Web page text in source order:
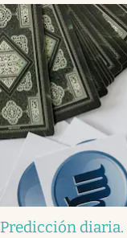
Predicción diaria.